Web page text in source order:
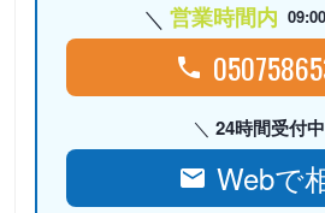
営業時間内
24時間受付中
Webで